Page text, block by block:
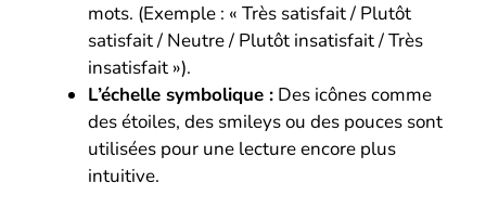
mots. (Exemple : « Très satisfait / Plutôt
satisfait / Neutre / Plutôt insatisfait / Très
insatisfait »).
L’échelle symbolique : Des icônes comme
des étoiles, des smileys ou des pouces sont
utilisées pour une lecture encore plus
intuitive.